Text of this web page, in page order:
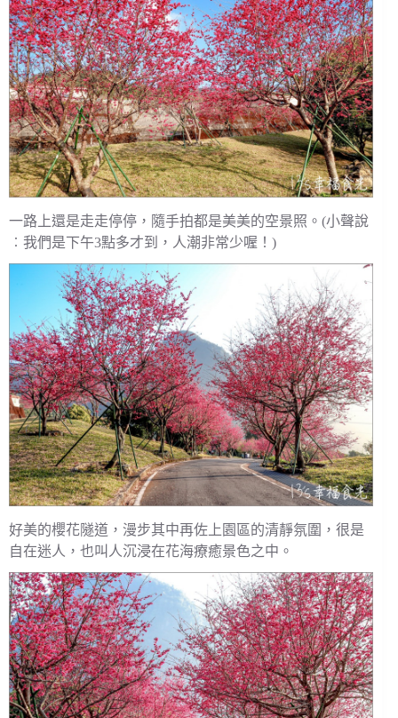
一路上還是走走停停，隨手拍都是美美的空景照。(小聲說
︰我們是下午3點多才到，人潮非常少喔！)
好美的櫻花隧道，漫步其中再佐上園區的清靜氛圍，很是
自在迷人，也叫人沉浸在花海療癒景色之中。